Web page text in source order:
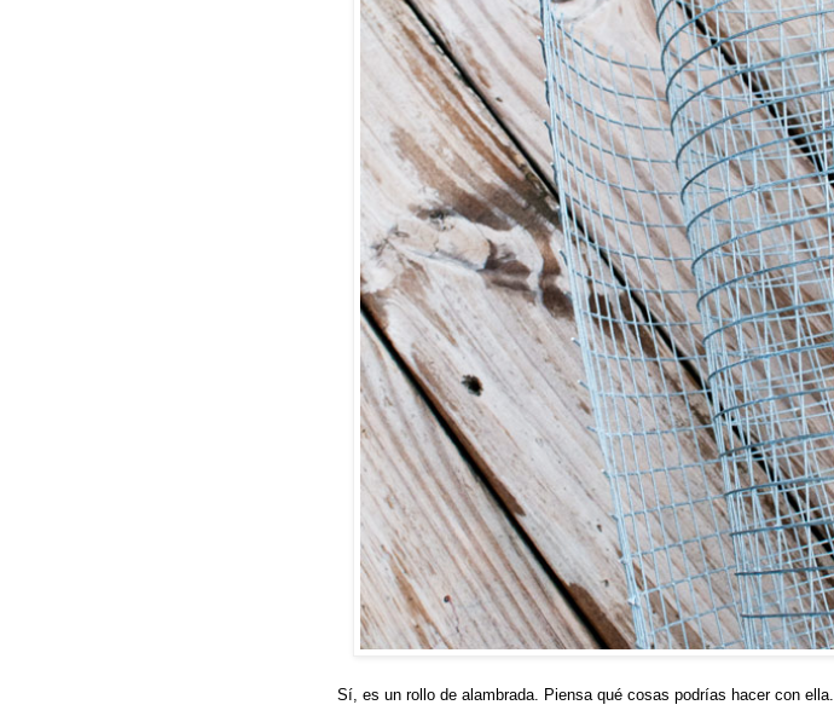
Sí, es un rollo de alambrada. Piensa qué cosas podrías hacer con ella.